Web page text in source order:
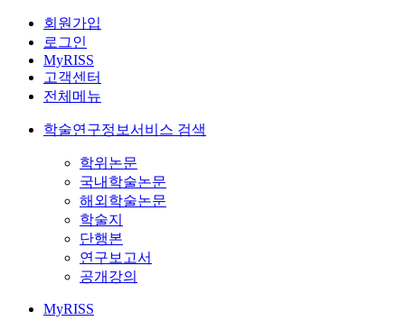
회원가입
로그인
MyRISS
고객센터
전체메뉴
학술연구정보서비스 검색
학위논문
국내학술논문
해외학술논문
학술지
단행본
연구보고서
공개강의
MyRISS